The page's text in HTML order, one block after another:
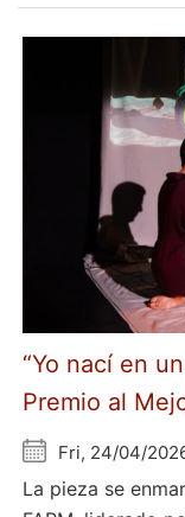
“Yo nací en
Premio al
Fri, 24/04/
La pieza se